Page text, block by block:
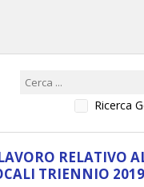
Ricerca
RELATIVO
TRIENNIO